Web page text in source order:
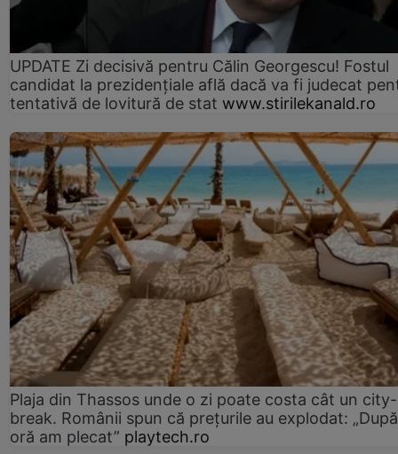
UPDATE Zi decisivă pentru Călin Georgescu! Fostul
candidat la prezidențiale află dacă va fi judecat
tentativă de lovitură de stat www.stirilekanald.ro
Plaja din Thassos unde o zi poate costa cât un city-
break. Românii spun că prețurile au explodat:
oră am plecat” playtech.ro